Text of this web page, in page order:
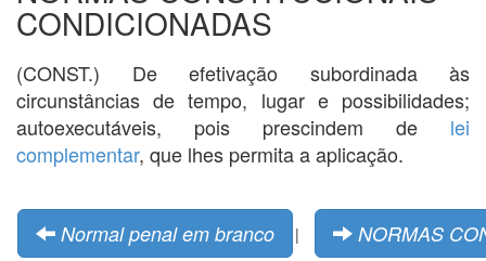
CONDICIONADAS
(CONST.) De efetivação subordinada às
circunstâncias de tempo, lugar e possibilidades;
autoexecutáveis, pois prescindem de lei
complementar, que lhes permita a aplicação.
Normal penal em branco | NORMAS